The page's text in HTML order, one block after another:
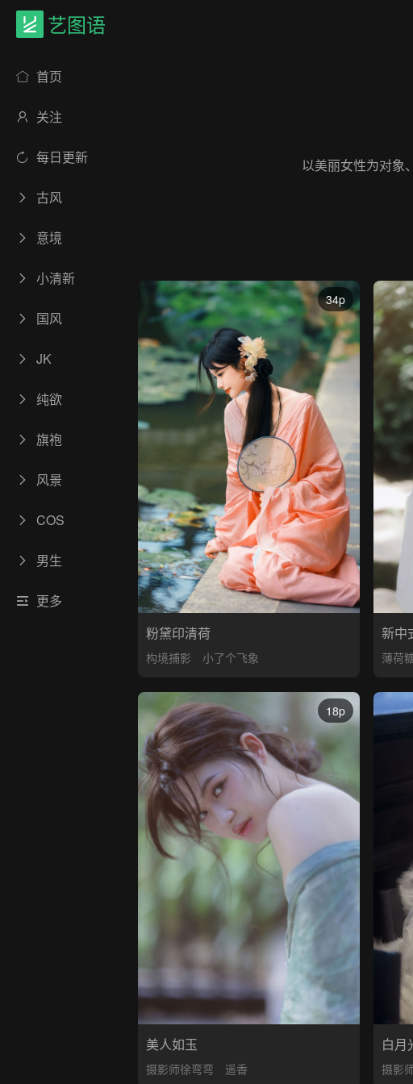
艺图语
首页
关注
每日更新
古风
意境
小清新
国风
JK
纯欲
旗袍
风景
COS
男生
更多
以美丽女性为对象
34p
粉黛印清荷
构境捕影 小了个飞象
新中
薄荷
18p
美人如玉
摄影师徐弯弯 遥香
白月
摄影